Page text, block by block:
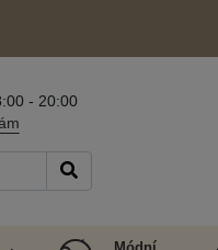
- 20:00
Módní